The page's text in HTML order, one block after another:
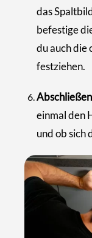
das
befestige
du auch die
festziehen.
einmal den
und ob sich